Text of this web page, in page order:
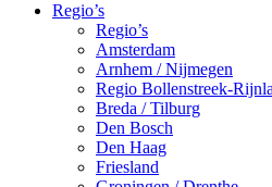
Regio’s
Regio’s
Amsterdam
Arnhem / Nijmegen
Regio Bollenstreek-
Breda / Tilburg
Den Bosch
Den Haag
Friesland